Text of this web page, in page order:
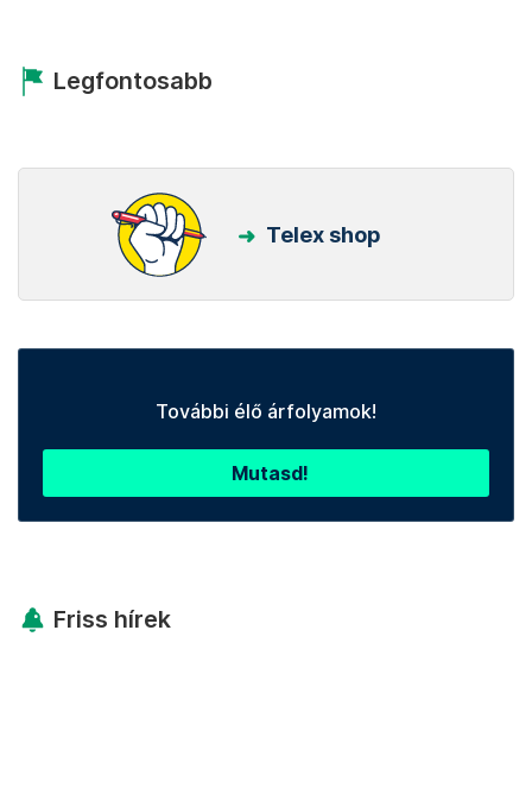
Legfontosabb
Telex shop
További élő árfolyamok!
Mutasd!
Friss hírek